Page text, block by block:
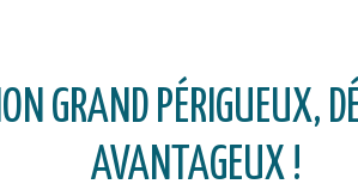
GRAND PÉRIGUEUX,
AVANTAGEUX !